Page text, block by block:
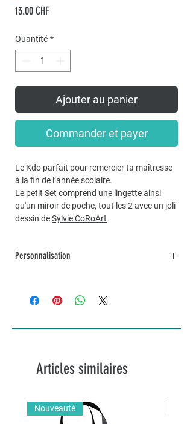
13.00 CHFPrix
Quantité *
Ajouter au panier
Commander et payer
Le Kdo parfait pour remercier ta maîtresse
à la fin de l’année scolaire.
Le petit Set comprend une lingette ainsi
qu'un miroir de poche, tout les 2 avec un joli
dessin deSylvie CoRoArt
Personnalisation
et sur mesure, n’hésitez pas à me contacter
par mail à info@lakvernedekro.ch
Articles similaires
Nouveauté